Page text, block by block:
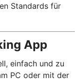
Standards für
App
einfach und zu
PC oder mit der